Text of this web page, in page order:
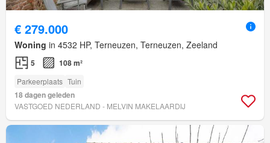
€ 279.000
Woning in 4532 HP, Terneuzen, Terneuzen, Zeeland
5 108 m²
Parkeerplaats Tuin
18 dagen geleden
VASTGOED NEDERLAND - MELVIN MAKELAARDIJ